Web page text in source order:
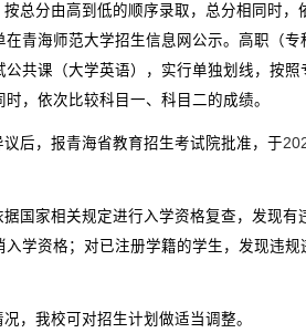
总分由高到低的顺序录取，总分相同时，
在青海师范大学招生信息网公示。高职（
公共课（大学英语），实行单独划线，按照
，依次比较科目一、科目二的成绩。
议后，报青海省教育招生考试院批准，于
国家相关规定进行入学资格复查，发现有
入学资格；对已注册学籍的学生，发现违
，我校可对招生计划做适当调整。